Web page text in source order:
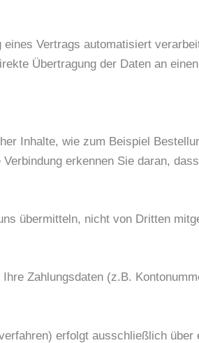
Vertrags automatisiert
Übertragung der Daten an
Inhalte, wie zum Beispiel
erkennen Sie daran,
übermitteln, nicht von Dritten
Zahlungsdaten (z.B.
erfolgt ausschließlich